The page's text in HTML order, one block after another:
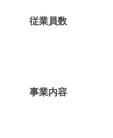
従業員数
事業内容